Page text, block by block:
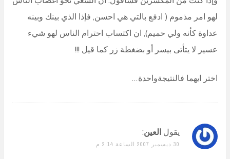
لهو امر مذموم ( ادفع بالتي هي احسن, فإذا الذي بينك وبينه
عداوة كأنه ولي حميم), ان اكتساب احترام الناس لهو شيء
عسير لا يتأتى بيسر أو بضغطة زر كما قيل !!!
اختر ايهما فالنتيجةواحدة…
يقول العين:
30 ديسمبر 2007 الساعة 2:14 م